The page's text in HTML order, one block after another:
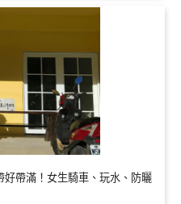
帶滿！女生騎車、玩水、防曬